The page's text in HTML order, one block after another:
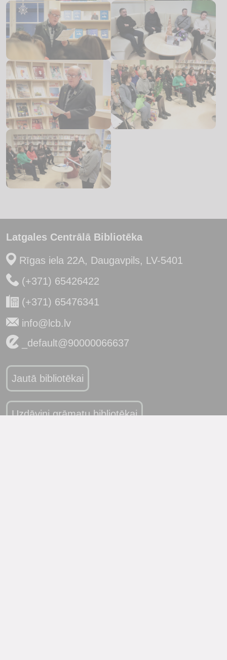
Latgales Centrālā Bibliotēka
Rīgas iela 22A, Daugavpils, LV-5401
(+371) 65426422
(+371) 65476341
info@lcb.lv
_default@90000066637
Jautā bibliotēkai
Uzdāvini grāmatu bibliotēkai